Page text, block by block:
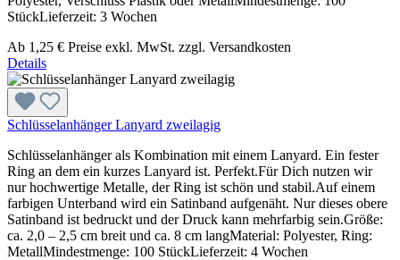
StückLieferzeit: 3 Wochen
Ab 1,25 € Preise exkl. MwSt. zzgl. Versandkosten
Details
Schlüsselanhänger Lanyard zweilagig
Schlüsselanhänger als Kombination mit einem Lanyard. Ein fester
Ring an dem ein kurzes Lanyard ist. Perfekt.Für Dich nutzen wir
nur hochwertige Metalle, der Ring ist schön und stabil.Auf einem
farbigen Unterband wird ein Satinband aufgenäht. Nur dieses obere
Satinband ist bedruckt und der Druck kann mehrfarbig sein.Größe:
ca. 2,0 – 2,5 cm breit und ca. 8 cm langMaterial: Polyester, Ring:
MetallMindestmenge: 100 StückLieferzeit: 4 Wochen